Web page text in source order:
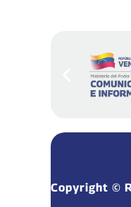
Copyright ©